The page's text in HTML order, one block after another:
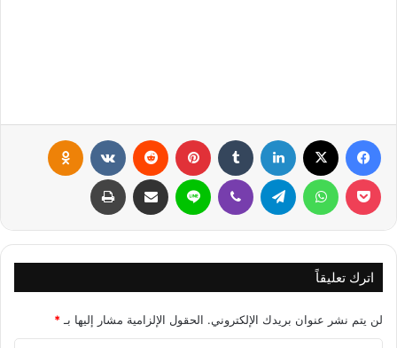
اترك تعليقاً
لن يتم نشر عنوان بريدك الإلكتروني. الحقول الإلزامية مشار إليها بـ*